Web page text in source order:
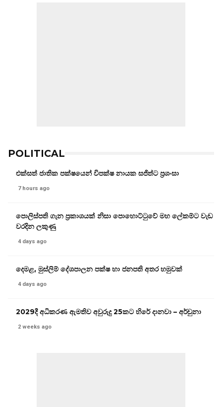
POLITICAL
එක්සත් ජාතික පක්ෂයෙන් විපක්ෂ නායක සජිත්ට ප්‍රශංසා
7 hours ago
පොලිස්පති ගැන ප්‍රකාශයක් නිසා පොහොට්ටුවේ මහ ලේකම්ට වැඩ
වරදින ලකුණු
4 days ago
දෙමළ, මුස්ලිම් දේශපාලන පක්ෂ හා ජනපති අතර හමුවක්
4 days ago
2029දී අධිකරණ ඇමතිව අවුරුදු 25කට හිරේ දානවා – අර්චුනා
2 weeks ago